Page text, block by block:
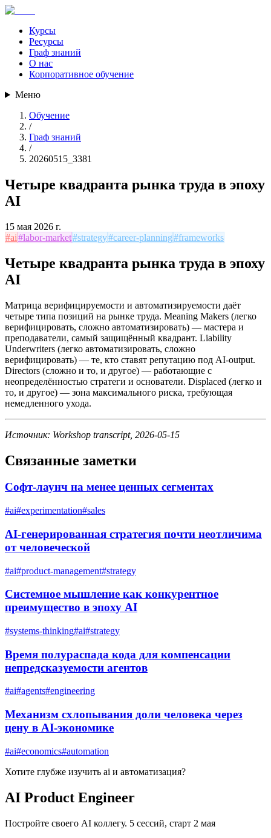
Курсы
Ресурсы
Граф знаний
О нас
Корпоративное обучение
Меню
Обучение
/
Граф знаний
/
20260515_3381
Четыре квадранта рынка труда в эпоху
AI
15 мая 2026 г.
#ai#labor-market#strategy#career-planning#frameworks
Четыре квадранта рынка труда в эпоху
AI
Матрица верифицируемости и автоматизируемости даёт
четыре типа позиций на рынке труда. Meaning Makers (легко
верифицировать, сложно автоматизировать) — мастера и
преподаватели, самый защищённый квадрант. Liability
Underwriters (легко автоматизировать, сложно
верифицировать) — те, кто ставят репутацию под AI-output.
Directors (сложно и то, и другое) — работающие с
неопределённостью стратеги и основатели. Displaced (легко и
то, и другое) — зона максимального риска, требующая
немедленного ухода.
Источник: Workshop transcript, 2026-05-15
Связанные заметки
Софт-лаунч на менее ценных сегментах
#ai#experimentation#sales
AI-генерированная стратегия почти неотличима
от человеческой
#ai#product-management#strategy
Системное мышление как конкурентное
преимущество в эпоху AI
#systems-thinking#ai#strategy
Время полураспада кода для компенсации
непредсказуемости агентов
#ai#agents#engineering
Механизм схлопывания доли человека через
цену в AI-экономике
#ai#economics#automation
Хотите глубже изучить ai и автоматизация?
AI Product Engineer
Постройте своего AI коллегу. 5 сессий, старт 2 мая